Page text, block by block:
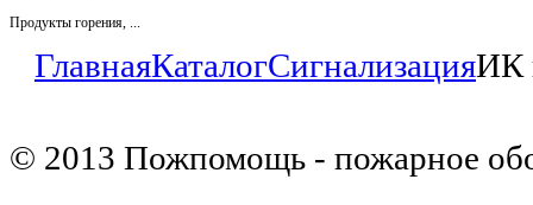
Продукты горения, ...
ГлавнаяКаталогСигнализацияИК
© 2013 Пожпомощь - пожарное